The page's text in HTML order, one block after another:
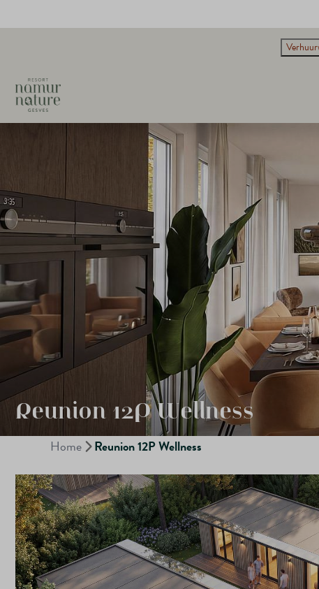
Reunion 12P Wellness
Home Reunion 12P Wellness